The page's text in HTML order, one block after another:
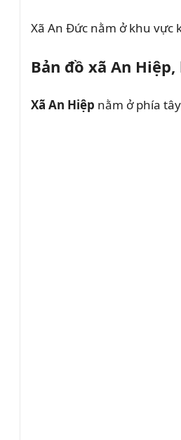
Xã An Đức nằm ở khu
Bản đồ xã An
Xã An Hiệp nằm ở phía